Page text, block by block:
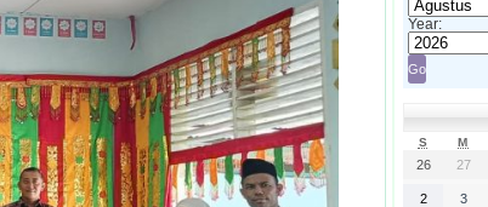
Year:
S M
26 27
2 3